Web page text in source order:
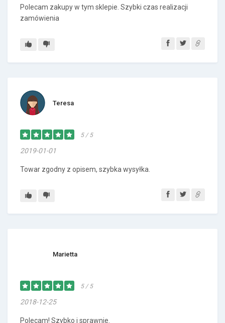
Polecam zakupy w tym sklepie. Szybki czas realizacji
zamówienia
Teresa
5 / 5
2019-01-01
Towar zgodny z opisem, szybka wysyłka.
Marietta
5 / 5
2018-12-25
Polecam! Szybko i sprawnie.